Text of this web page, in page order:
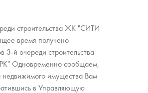
строительства ЖК "СИТИ
время получено
3-й очереди строительства
Одновременно сообщаем,
недвижимого имущества Вам
в Управляющую